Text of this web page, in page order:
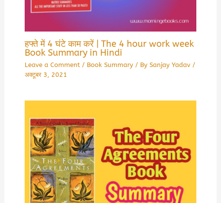
हफ्ते में 4 घंटे काम करें | The 4 hour work week
Book Summary in Hindi
Leave a Comment / Book Summary/ By Sanjay Yadav /
अक्टूबर 3, 2021